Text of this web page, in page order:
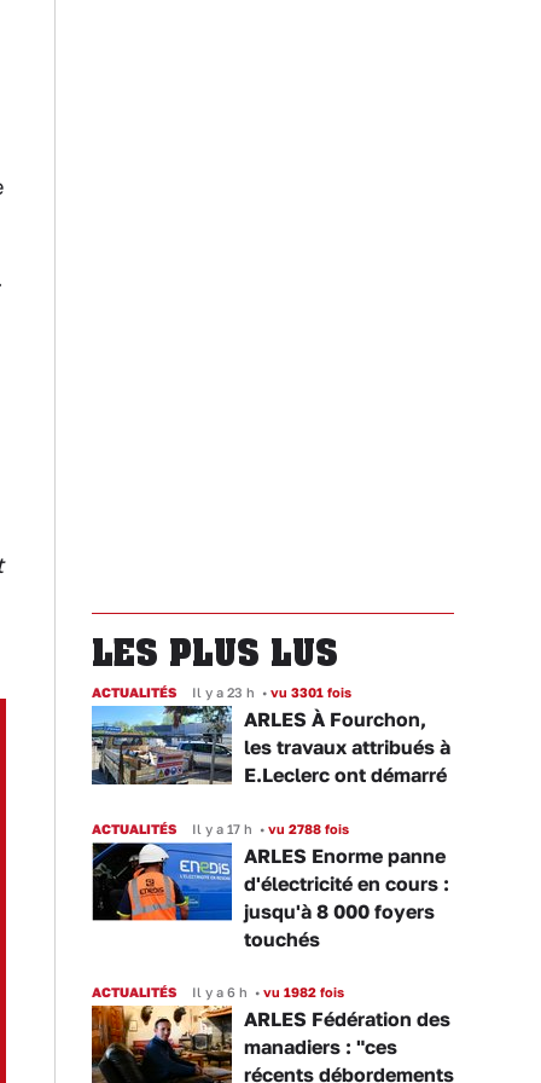
LES PLUS LUS
ACTUALITÉS Il y a 23 h • vu 3301 fois
ARLES À Fourchon,
les travaux attribués à
E.Leclerc ont démarré
ACTUALITÉS Il y a 17 h • vu 2788 fois
ARLES Enorme panne
d'électricité en cours :
jusqu'à 8 000 foyers
touchés
ACTUALITÉS Il y a 6 h • vu 1982 fois
ARLES Fédération des
manadiers : "ces
récents débordements